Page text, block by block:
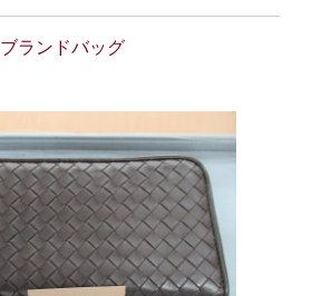
ブランドバッグ